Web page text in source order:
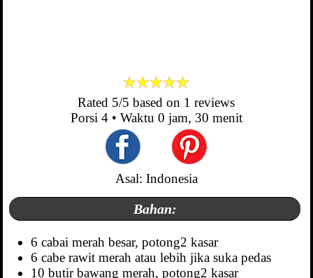
Rated 5/5 based on 1 reviews
Porsi 4• Waktu 0 jam, 30 menit
Asal: Indonesia
Bahan:
6 cabai merah besar, potong2 kasar
6 cabe rawit merah atau lebih jika suka pedas
10 butir bawang merah, potong2 kasar